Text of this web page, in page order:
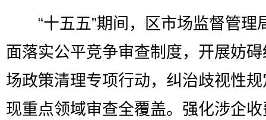
“十五五”期间，区市场监督管理
面落实公平竞争审查制度，开展妨
场政策清理专项行动，纠治歧视性
现重点领域审查全覆盖。强化涉企